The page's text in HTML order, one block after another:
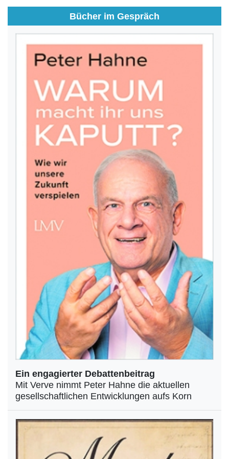
Bücher im Gespräch
Ein engagierter Debattenbeitrag
Mit Verve nimmt Peter Hahne die aktuellen
gesellschaftlichen Entwicklungen aufs Korn